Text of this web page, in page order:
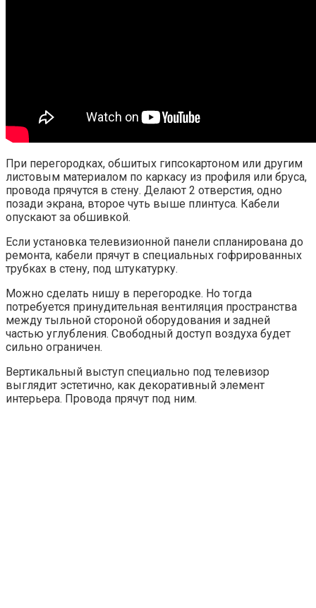
При перегородках, обшитых гипсокартоном или другим
листовым материалом по каркасу из профиля или бруса,
провода прячутся в стену. Делают 2 отверстия, одно
позади экрана, второе чуть выше плинтуса. Кабели
опускают за обшивкой.
Если установка телевизионной панели спланирована до
ремонта, кабели прячут в специальных гофрированных
трубках в стену, под штукатурку.
Можно сделать нишу в перегородке. Но тогда
потребуется принудительная вентиляция пространства
между тыльной стороной оборудования и задней
частью углубления. Свободный доступ воздуха будет
сильно ограничен.
Вертикальный выступ специально под телевизор
выглядит эстетично, как декоративный элемент
интерьера. Провода прячут под ним.